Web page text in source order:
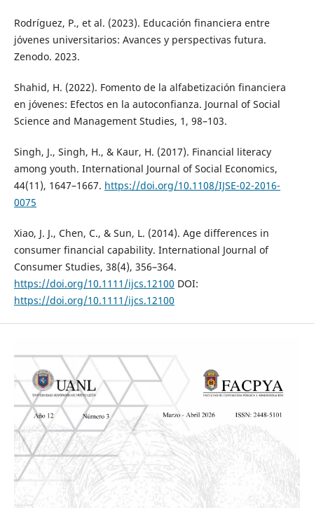
Rodríguez, P., et al. (2023). Educación financiera entre
jóvenes universitarios: Avances y perspectivas futura.
Zenodo. 2023.
Shahid, H. (2022). Fomento de la alfabetización financiera
en jóvenes: Efectos en la autoconfianza. Journal of Social
Science and Management Studies, 1, 98–103.
Singh, J., Singh, H., & Kaur, H. (2017). Financial literacy
among youth. International Journal of Social Economics,
44(11), 1647–1667. https://doi.org/10.1108/IJSE-02-2016-
0075
Xiao, J. J., Chen, C., & Sun, L. (2014). Age differences in
consumer financial capability. International Journal of
Consumer Studies, 38(4), 356–364.
https://doi.org/10.1111/ijcs.12100 DOI:
https://doi.org/10.1111/ijcs.12100